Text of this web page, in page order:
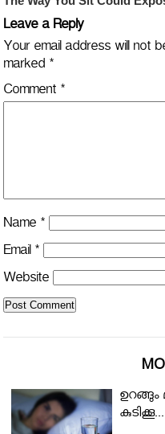
Leave a Reply
Your email address will not
marked *
Comment *
Name *
Email *
Website
കുടിക്കൂ...